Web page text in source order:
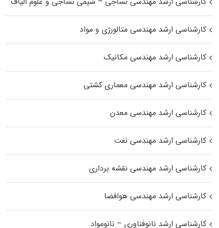
کارشناسی ارشد مهندسی متالورژی و مواد
کارشناسی ارشد مهندسی مکانیک
کارشناسی ارشد مهندسی معماری کشتی
کارشناسی ارشد مهندسی معدن
کارشناسی ارشد مهندسی نفت
کارشناسی ارشد مهندسی نقشه برداری
کارشناسی ارشد مهندسی هوافضا
کارشناسی ارشد نانوفناوری – نانومواد